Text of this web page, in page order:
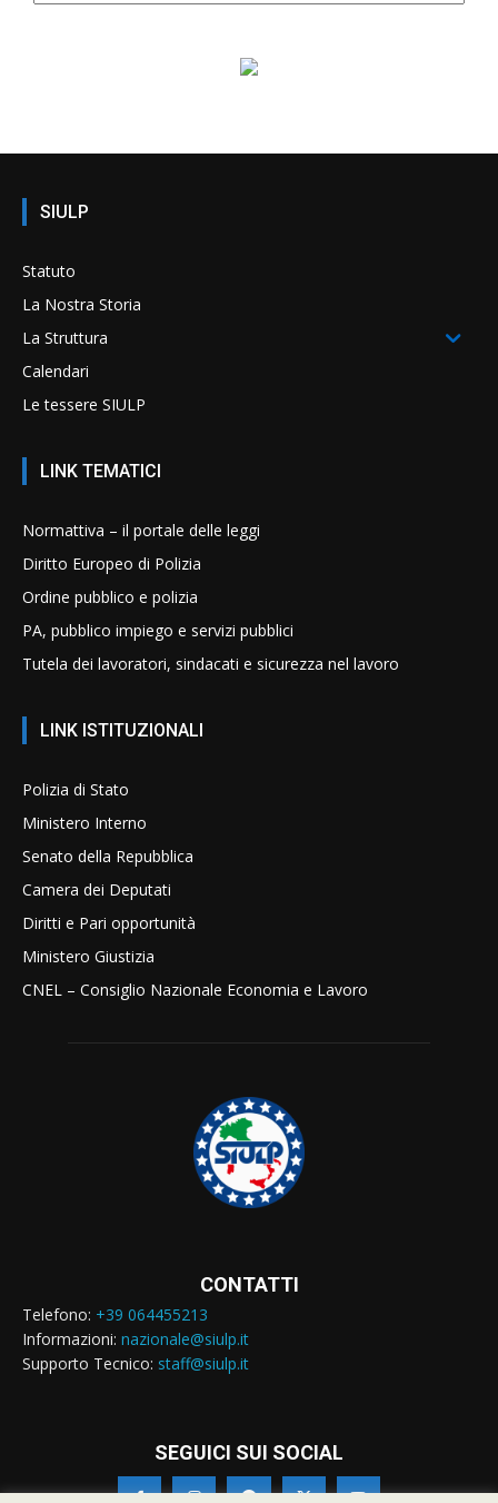
SIULP
Statuto
La Nostra Storia
La Struttura
Calendari
Le tessere SIULP
LINK TEMATICI
Normattiva – il portale delle leggi
Diritto Europeo di Polizia
Ordine pubblico e polizia
PA, pubblico impiego e servizi pubblici
Tutela dei lavoratori, sindacati e sicurezza nel lavoro
LINK ISTITUZIONALI
Polizia di Stato
Ministero Interno
Senato della Repubblica
Camera dei Deputati
Diritti e Pari opportunità
Ministero Giustizia
CNEL – Consiglio Nazionale Economia e Lavoro
CONTATTI
Telefono: +39 064455213
Informazioni: nazionale@siulp.it
Supporto Tecnico: staff@siulp.it
SEGUICI SUI SOCIAL